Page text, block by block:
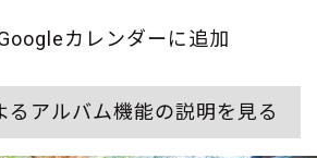
カレンダーに追加
アルバム機能の説明を見る